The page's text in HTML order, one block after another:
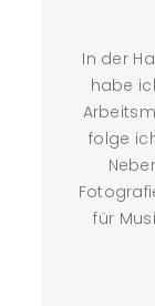
In der
habe
folge
für